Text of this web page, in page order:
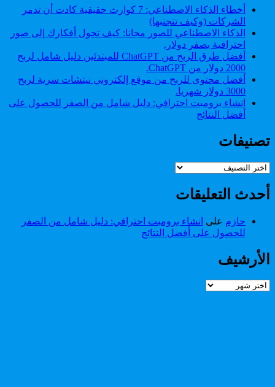
أخطاء الذكاء الاصطناعي: 7 كوارث حقيقية كادت أن تدمر
الشركات (وكيف تتجنبها)
الذكاء الاصطناعي للصور مجانا: كيف تحول أفكارك إلى صور
احترافية بصفر دولار.
أفضل طرق الربح من ChatGPT للمبتدئين دليل شامل لربح
2000 دولار من ChatGPT.
أفضل محتوى للربح من موقع إلكتروني نيتشات سرية لربح
3000 دولار شهريا.
انشاء برومبت احترافي: دليل شامل من الصفر للحصول على
أفضل النتائج
تصنيفات
تصنيفات
أحدث التعليقات
حازم على انشاء برومبت احترافي: دليل شامل من الصفر
للحصول على أفضل النتائج
الأرشيف
الأرشيف